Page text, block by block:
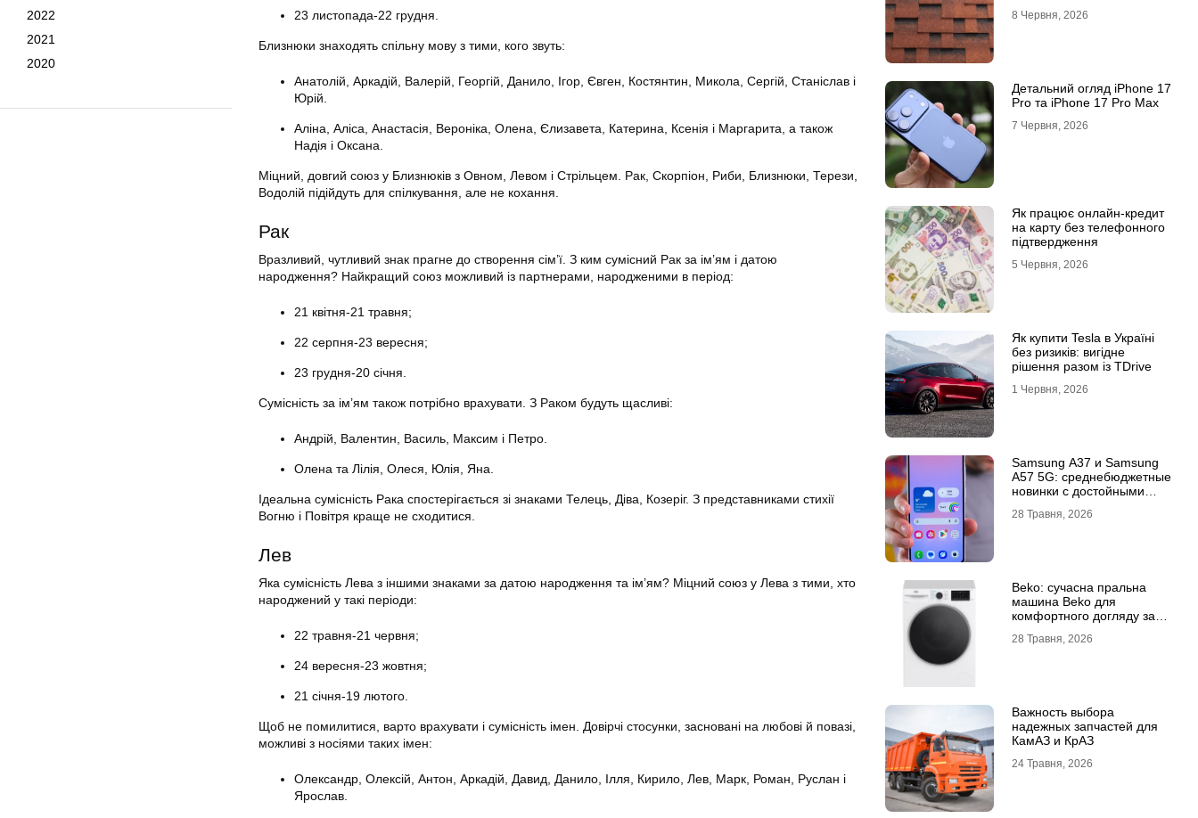
2022
2021
2020
23 листопада-22 грудня.
Близнюки знаходять спільну мову з тими, кого звуть:
Анатолій, Аркадій, Валерій, Георгій, Данило, Ігор, Євген, Костянтин, Микола, Сергій, Станіслав і
Юрій.
Аліна, Аліса, Анастасія, Вероніка, Олена, Єлизавета, Катерина, Ксенія і Маргарита, а також
Надія і Оксана.
Міцний, довгий союз у Близнюків з Овном, Левом і Стрільцем. Рак, Скорпіон, Риби, Близнюки, Терези,
Водолій підійдуть для спілкування, але не кохання.
Рак
Вразливий, чутливий знак прагне до створення сім’ї. З ким сумісний Рак за ім’ям і датою
народження? Найкращий союз можливий із партнерами, народженими в період:
21 квітня-21 травня;
22 серпня-23 вересня;
23 грудня-20 січня.
Сумісність за ім’ям також потрібно врахувати. З Раком будуть щасливі:
Андрій, Валентин, Василь, Максим і Петро.
Олена та Лілія, Олеся, Юлія, Яна.
Ідеальна сумісність Рака спостерігається зі знаками Телець, Діва, Козеріг. З представниками стихії
Вогню і Повітря краще не сходитися.
Лев
Яка сумісність Лева з іншими знаками за датою народження та ім’ям? Міцний союз у Лева з тими, хто
народжений у такі періоди:
22 травня-21 червня;
24 вересня-23 жовтня;
21 січня-19 лютого.
Щоб не помилитися, варто врахувати і сумісність імен. Довірчі стосунки, засновані на любові й повазі,
можливі з носіями таких імен:
Олександр, Олексій, Антон, Аркадій, Давид, Данило, Ілля, Кирило, Лев, Марк, Роман, Руслан і
Ярослав.
будівництва
8 Червня, 2026
Детальний огляд iPhone 17
Pro та iPhone 17 Pro Max
7 Червня, 2026
Як працює онлайн-кредит
на карту без телефонного
підтвердження
5 Червня, 2026
Як купити Tesla в Україні
без ризиків: вигідне
рішення разом із TDrive
1 Червня, 2026
Samsung A37 и Samsung
A57 5G: среднебюджетные
новинки с достойными
28 Травня, 2026
Beko: сучасна пральна
машина Beko для
комфортного догляду за
28 Травня, 2026
Важность выбора
надежных запчастей для
КамАЗ и КрАЗ
24 Травня, 2026